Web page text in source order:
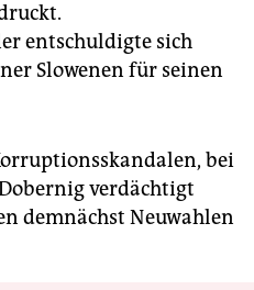
entschuldigte sich
Slowenen für seinen
bei
verdächtigt
demnächst Neuwahlen